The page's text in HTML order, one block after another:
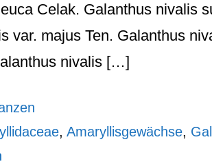
Celak. Galanthus nivalis
var. majus Ten. Galanthus
nivalis […]
, Amaryllisgewächse,